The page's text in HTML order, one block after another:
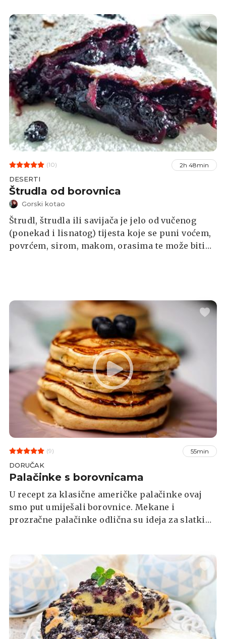
(10) 2h 48min
DESERTI
Štrudla od borovnica
Gorski kotao
Štrudl, štrudla ili savijača je jelo od vučenog
(ponekad i lisnatog) tijesta koje se puni voćem,
povrćem, sirom, makom, orasima te može biti
Gorskom kotaru poželite pojesti tipičan
goranski desert, svi će vam preporučiti upravo
štrudlu od borovnica. Još ako su to divlje,
šumske borovnice, osjetit ćete pravi miris i
okus ovog našeg zelenog srca pa ako
posjećujete Gorski kotar, ne idite kući dok ne
kušate ovu štrudlu. U ponudi je mnogih
goranskih restorana, a na vama je da odlučite
gdje je najukusnija.
(9) 55min
DORUČAK
Palačinke s borovnicama
U recept za klasične američke palačinke ovaj
smo put umiješali borovnice. Mekane i
prozračne palačinke odlična su ideja za slatki